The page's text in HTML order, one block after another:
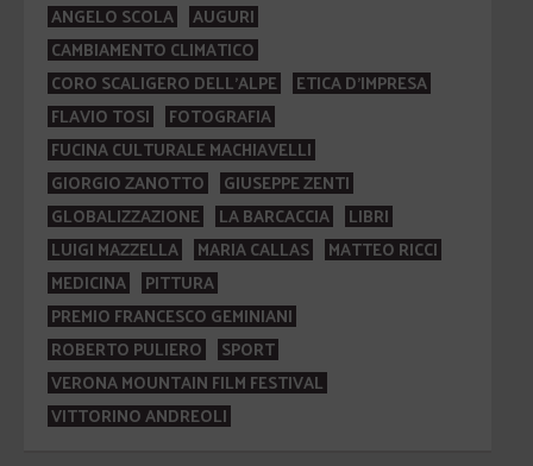
ANGELO SCOLA
AUGURI
CAMBIAMENTO CLIMATICO
CORO SCALIGERO DELL'ALPE
ETICA D'IMPRESA
FLAVIO TOSI
FOTOGRAFIA
FUCINA CULTURALE MACHIAVELLI
GIORGIO ZANOTTO
GIUSEPPE ZENTI
GLOBALIZZAZIONE
LA BARCACCIA
LIBRI
LUIGI MAZZELLA
MARIA CALLAS
MATTEO RICCI
MEDICINA
PITTURA
PREMIO FRANCESCO GEMINIANI
ROBERTO PULIERO
SPORT
VERONA MOUNTAIN FILM FESTIVAL
VITTORINO ANDREOLI